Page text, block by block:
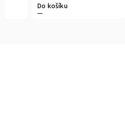
Do košíku